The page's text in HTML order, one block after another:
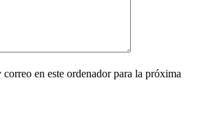
en este ordenador para la próxima